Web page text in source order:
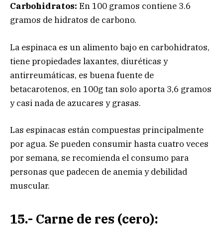
Carbohidratos: En 100 gramos contiene 3.6
gramos de hidratos de carbono.
La espinaca es un alimento bajo en carbohidratos,
tiene propiedades laxantes, diuréticas y
antirreumáticas, es buena fuente de
betacarotenos, en 100g tan solo aporta 3,6 gramos
y casi nada de azucares y grasas.
Las espinacas están compuestas principalmente
por agua. Se pueden consumir hasta cuatro veces
por semana, se recomienda el consumo para
personas que padecen de anemia y debilidad
muscular.
15.- Carne de res (cero):